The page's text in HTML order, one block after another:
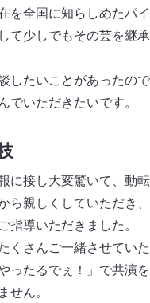
を全国に知らしめたパ
て少しでもその芸を継
したいことがあったの
でいただきたいです。
に接し大変驚いて、動転
ら親しくしていただき
指導いただきました。
くさんご一緒させていた
ったるでぇ！」で共演を
せん。